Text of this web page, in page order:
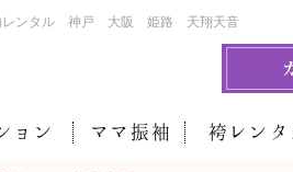
袖レンタル 神戸 大阪 姫路 天翔天音
ョン ママ振袖 袴レン